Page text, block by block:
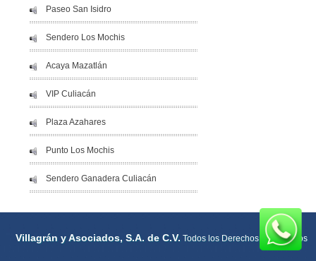
Paseo San Isidro
Sendero Los Mochis
Acaya Mazatlán
VIP Culiacán
Plaza Azahares
Punto Los Mochis
Sendero Ganadera Culiacán
Villagrán y Asociados, S.A. de C.V. Todos los Derechos Reservados